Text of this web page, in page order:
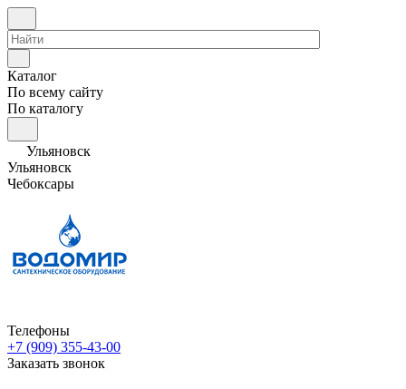
Каталог
По всему сайту
По каталогу
Ульяновск
Ульяновск
Чебоксары
Телефоны
+7 (909) 355-43-00
Заказать звонок